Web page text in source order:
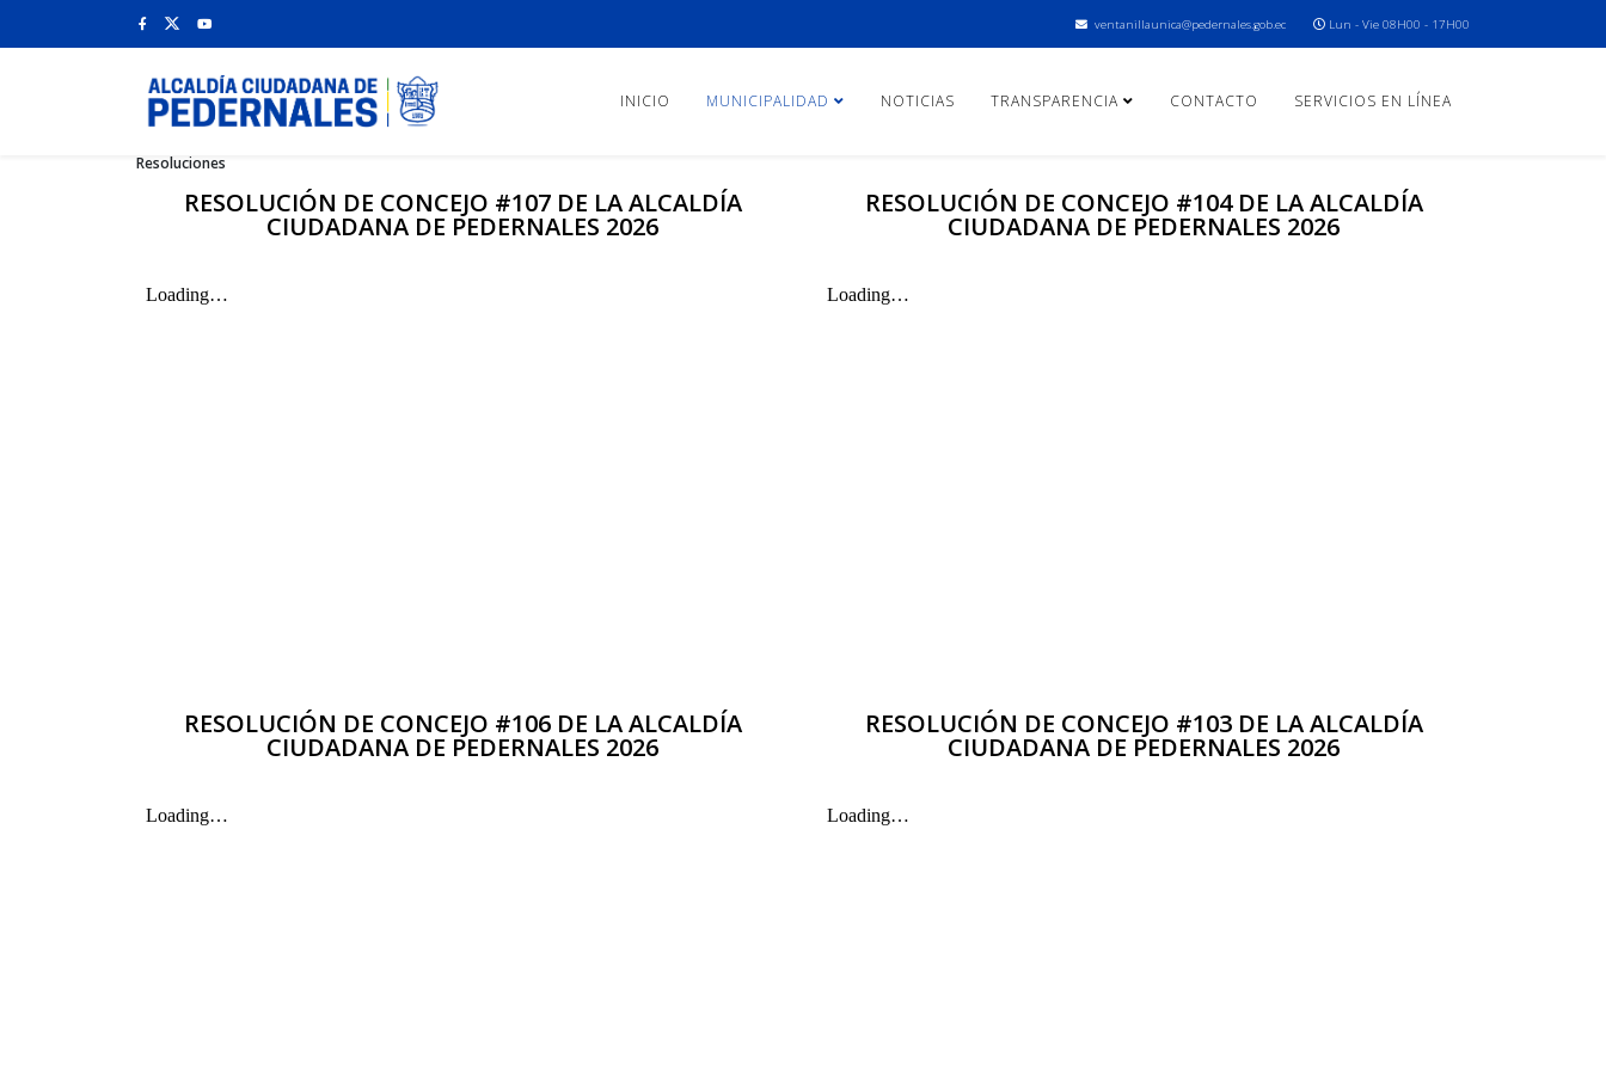
ventanillaunica@pedernales.gob.ec Lun - Vie 08H00 - 17H00
INICIO MUNICIPALIDAD NOTICIAS TRANSPARENCIA CONTACTO SERVICIOS EN LÍNEA
Resoluciones
RESOLUCIÓN DE CONCEJO #107 DE LA ALCALDÍA
CIUDADANA DE PEDERNALES 2026
RESOLUCIÓN DE CONCEJO #104 DE LA ALCALDÍA
CIUDADANA DE PEDERNALES 2026
RESOLUCIÓN DE CONCEJO #106 DE LA ALCALDÍA
CIUDADANA DE PEDERNALES 2026
RESOLUCIÓN DE CONCEJO #103 DE LA ALCALDÍA
CIUDADANA DE PEDERNALES 2026